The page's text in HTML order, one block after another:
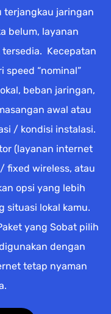
terjangkau jaringan
belum, layanan
Kecepatan
speed “nominal”
beban jaringan,
awal atau
/ kondisi instalasi.
(layanan internet
fixed wireless, atau
opsi yang lebih
situasi lokal kamu.
yang Sobat pilih
dengan
tetap nyaman